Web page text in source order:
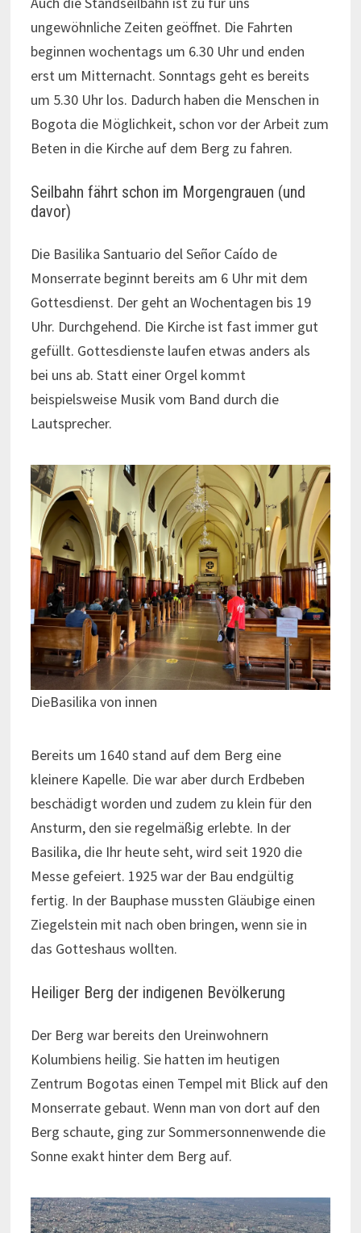
ungewöhnliche Zeiten geöffnet. Die Fahrten
beginnen wochentags um 6.30 Uhr und enden
erst um Mitternacht. Sonntags geht es bereits
um 5.30 Uhr los. Dadurch haben die Menschen in
Bogota die Möglichkeit, schon vor der Arbeit zum
Beten in die Kirche auf dem Berg zu fahren.
Seilbahn fährt schon im Morgengrauen (und
davor)
Die Basilika Santuario del Señor Caído de
Monserrate beginnt bereits am 6 Uhr mit dem
Gottesdienst. Der geht an Wochentagen bis 19
Uhr. Durchgehend. Die Kirche ist fast immer gut
gefüllt. Gottesdienste laufen etwas anders als
bei uns ab. Statt einer Orgel kommt
beispielsweise Musik vom Band durch die
Lautsprecher.
DieBasilika von innen
Bereits um 1640 stand auf dem Berg eine
kleinere Kapelle. Die war aber durch Erdbeben
beschädigt worden und zudem zu klein für den
Ansturm, den sie regelmäßig erlebte. In der
Basilika, die Ihr heute seht, wird seit 1920 die
Messe gefeiert. 1925 war der Bau endgültig
fertig. In der Bauphase mussten Gläubige einen
Ziegelstein mit nach oben bringen, wenn sie in
das Gotteshaus wollten.
Heiliger Berg der indigenen Bevölkerung
Der Berg war bereits den Ureinwohnern
Kolumbiens heilig. Sie hatten im heutigen
Zentrum Bogotas einen Tempel mit Blick auf den
Monserrate gebaut. Wenn man von dort auf den
Berg schaute, ging zur Sommersonnenwende die
Sonne exakt hinter dem Berg auf.